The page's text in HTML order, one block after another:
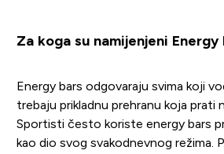
Za koga su namijenjeni Energy
Energy bars odgovaraju svima koji
trebaju prikladnu prehranu koja prati
Sportisti često koriste energy bars
kao dio svog svakodnevnog režima.